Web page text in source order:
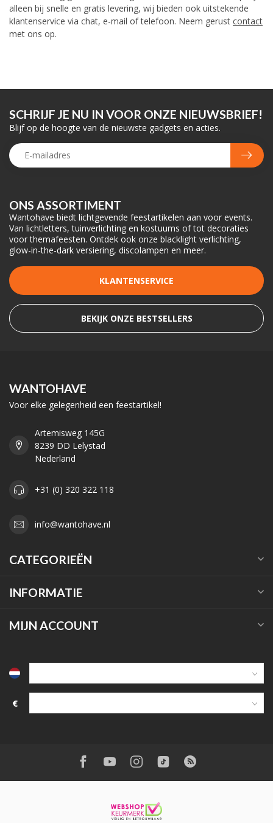
alleen bij snelle en gratis levering, wij bieden ook uitstekende
klantenservice via chat, e-mail of telefoon. Neem gerust contact
met ons op.
ONS ASSORTIMENT
Wantohave biedt lichtgevende feestartikelen aan voor events.
Van lichtletters, tuinverlichting en kostuums of tot decoraties
voor themafeesten. Ontdek ook onze blacklight verlichting,
glow-in-the-dark versiering, discolampen en meer.
KLANTENSERVICE
BEKIJK ONZE BESTSELLERS
SCHRIJF JE NU IN VOOR ONZE NIEUWSBRIEF!
Blijf op de hoogte van de nieuwste gadgets en acties.
WANTOHAVE
Voor elke gelegenheid een feestartikel!
Artemisweg 145G
8239 DD Lelystad
Nederland
+31 (0) 320 322 118
info@wantohave.nl
CATEGORIEËN
INFORMATIE
MIJN ACCOUNT
€